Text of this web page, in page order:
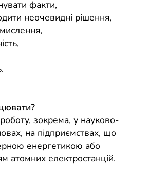
факти,
неочевидні рішення,
зокрема, у науково-
на підприємствах, що
енергетикою або
атомних електростанцій.